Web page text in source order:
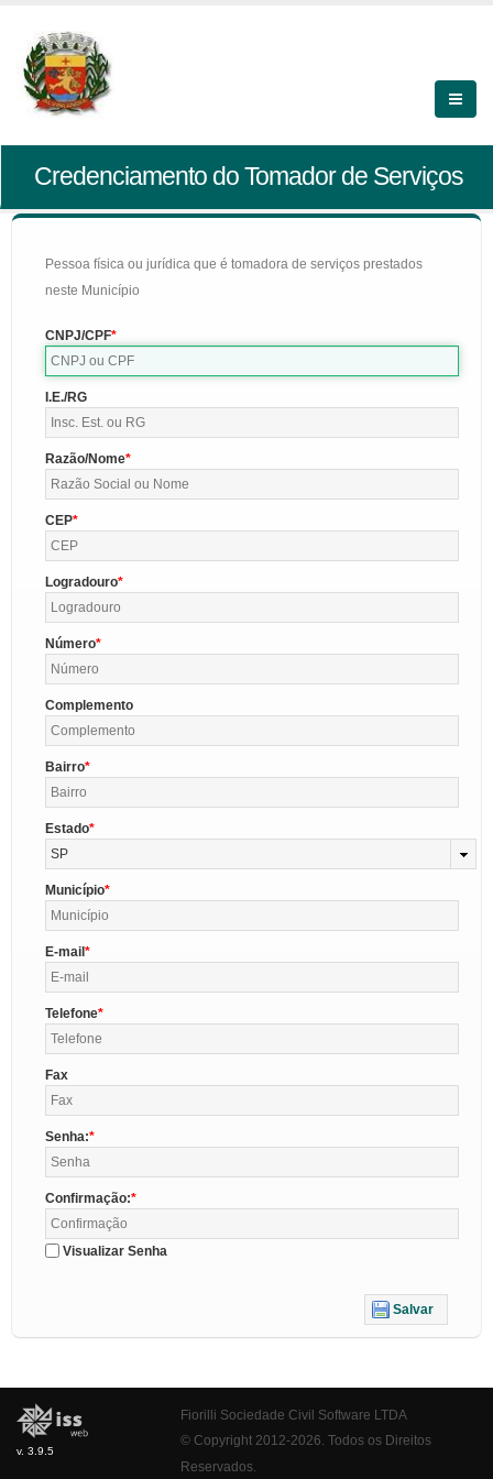
Credenciamento do Tomador de Serviços
Pessoa física ou jurídica que é tomadora de serviços prestados
neste Município
CNPJ/CPF
I.E./RG
Razão/Nome
CEP
Logradouro
Número
Complemento
Bairro
Estado
SP
Município
E-mail
Telefone
Fax
Senha:
Confirmação:
Visualizar Senha
Salvar
v. 3.9.5
Fiorilli Sociedade Civil Software LTDA
© Copyright 2012-2026. Todos os Direitos
Reservados.